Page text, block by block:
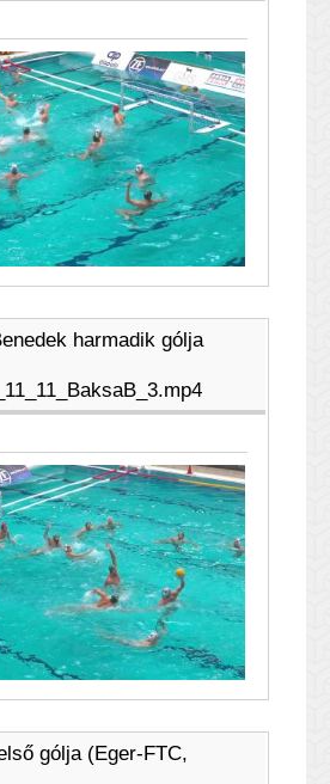
harmadik gólja
gólja (Eger-FTC,